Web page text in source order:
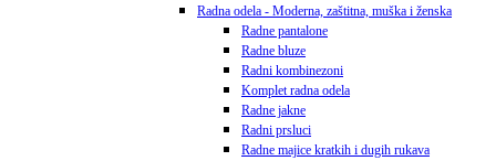
Radna odela - Moderna, zaštitna, muška i ženska
Radne pantalone
Radne bluze
Radni kombinezoni
Komplet radna odela
Radne jakne
Radni prsluci
Radne majice kratkih i dugih rukava